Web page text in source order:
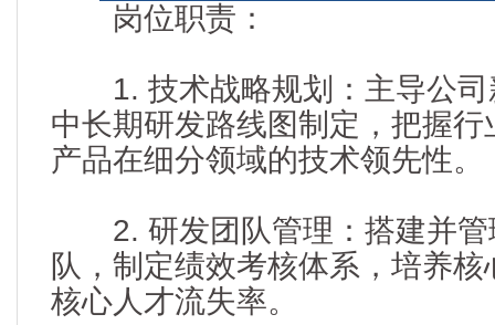
岗位职责：
1. 技术战略规划：主导公司
中长期研发路线图制定，把握
产品在细分领域的技术领先性。
2. 研发团队管理：搭建并管
队，制定绩效考核体系，培养
核心人才流失率。